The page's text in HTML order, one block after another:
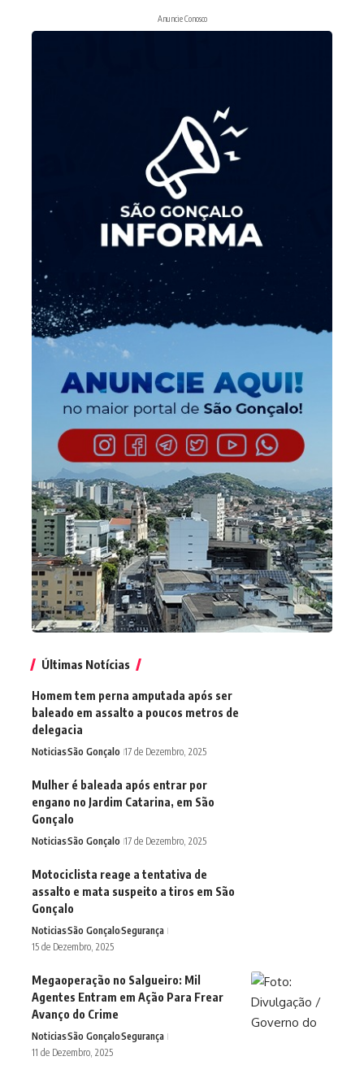
Anuncie Conosco
Últimas Notícias
Homem tem perna amputada após ser
baleado em assalto a poucos metros de
delegacia
NoticiasSão Gonçalo 17 de Dezembro, 2025
Mulher é baleada após entrar por
engano no Jardim Catarina, em São
Gonçalo
NoticiasSão Gonçalo 17 de Dezembro, 2025
Motociclista reage a tentativa de
assalto e mata suspeito a tiros em São
Gonçalo
NoticiasSão GonçaloSegurança
15 de Dezembro, 2025
Megaoperação no Salgueiro: Mil
Agentes Entram em Ação Para Frear
Avanço do Crime
NoticiasSão GonçaloSegurança
11 de Dezembro, 2025